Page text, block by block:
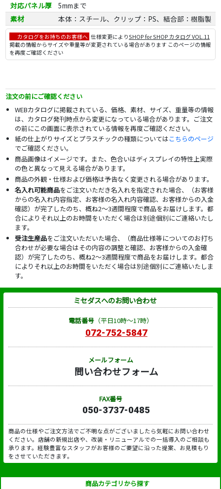
対応パネル厚
5mmまで
素材
本体：スチール、クリップ：PS、結合部：樹脂製
カタログをお持ちのお客様へ 仕様変更によりSHOP for SHOP カタログ VOL.11
掲載の情報からサイズや重量等が変更されている場合があります このページの情報
を再度ご確認ください
注文の前にご確認ください
WEBカタログに掲載されている、価格、素材、サイズ、重量等の情報
は、カタログ発刊時点から変更になっている場合があります。ご注文
の前にこの画面に表示されている情報を再度ご確認ください。
紙の仕上がりサイズとプラスチックの種類についてはこちらのページ
でご確認ください。
商品画像はイメージです。また、色合いはディスプレイの特性上実際
の色と異なって見える場合があります。
商品の外観・仕様および価格は予告なく変更される場合があります。
名入れ可能商品をご注文いただき名入れを指定された場合、（お客様
からの名入れ内容指定、お客様の名入れ内容確認、お客様からの入金
確認）が完了したのち、概ね2～3週間程度で商品をお届けします。都
合によりそれ以上のお時間をいただく場合は別途個別にご連絡いたし
ます。
受注生産品をご注文いただいた場合、（商品仕様等についてのお打ち
合わせが必要な場合はその内容の調整と確認、お客様からの入金確
認）が完了したのち、概ね2～3週間程度で商品をお届けします。都合
によりそれ以上のお時間をいただく場合は別途個別にご連絡いたしま
す。
ミセダスへのお問い合わせ
電話番号（平日10時～17時）
072-752-5847
メールフォーム
問い合わせフォーム
FAX番号
050-3737-0485
商品の仕様やご注文方法でご不明な点がございましたら気軽にお問い合わせ
ください。店舗の新規出店や、改装・リニューアルでの一括導入のご相談も
承ります。経験豊富なスタッフがお客様のご要望に沿った提案、お見積もり
をさせていただきます。
商品カテゴリから探す